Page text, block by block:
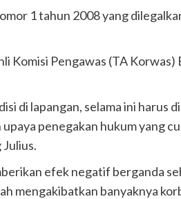
1 tahun 2008 yang
Komisi Pengawas (TA Korwas)
di lapangan, selama ini harus
penegakan hukum yang
efek negatif berganda
mengakibatkan banyaknya